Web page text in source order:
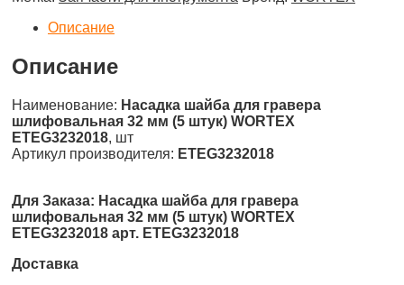
Описание
Описание
Наименование: Насадка шайба для гравера
шлифовальная 32 мм (5 штук) WORTEX
ETEG3232018, шт
Артикул производителя: ETEG3232018
Для Заказа: Насадка шайба для гравера
шлифовальная 32 мм (5 штук) WORTEX
ETEG3232018 арт. ETEG3232018
Доставка